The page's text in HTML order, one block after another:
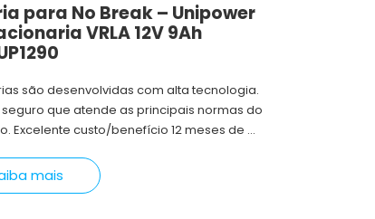
para No Break – Unipower
VRLA 12V 9Ah
são desenvolvidas com alta tecnologia.
que atende as principais normas do
Excelente custo/benefício 12 meses de ...
mais